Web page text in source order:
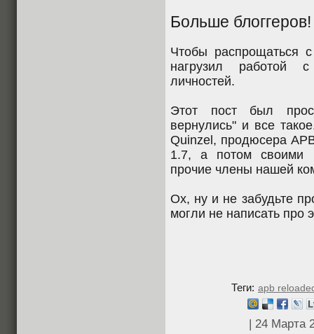
Больше блоггеров!
Чтобы распрощаться
нагрузил работой
личностей.
Этот пост был
вернулись" и все
Quinzel, продюсера
1.7, а потом своими
прочие члены нашей
Ох, ну и не забудьте
могли не написать про
Теги: apb
| 24 Марта